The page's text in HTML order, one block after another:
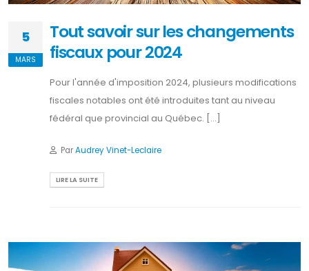
5
MARS
Tout savoir sur les changements
fiscaux pour 2024
Pour l'année d'imposition 2024, plusieurs modifications
fiscales notables ont été introduites tant au niveau
fédéral que provincial au Québec. [...]
ParAudrey Vinet-Leclaire
LIRE LA SUITE